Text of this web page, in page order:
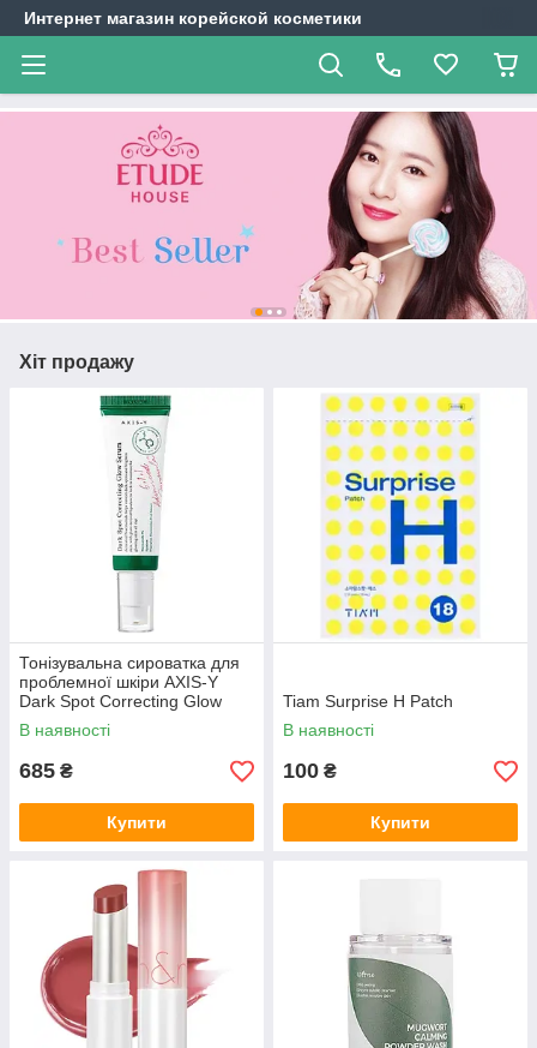
Интернет магазин корейской косметики
Хіт продажу
Тонізувальна сироватка для
проблемної шкіри AXIS-Y
Dark Spot Correcting Glow
Serum 50 мл
В наявності
685 ₴
Купити
Tiam Surprise H Patch
В наявності
100 ₴
Купити